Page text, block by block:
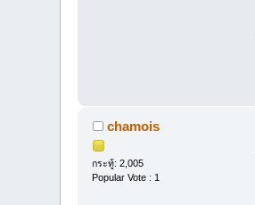
chamois
กระทู้: 2,005
Popular Vote : 1